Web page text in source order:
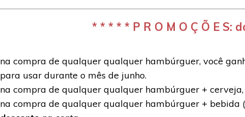
* * * * * P R O M O Ç Õ E S:
na compra de qualquer qualquer hambúrguer, você
para usar durante o mês de junho.
na compra de qualquer qualquer hambúrguer +
na compra de qualquer qualquer hambúrguer + bebida